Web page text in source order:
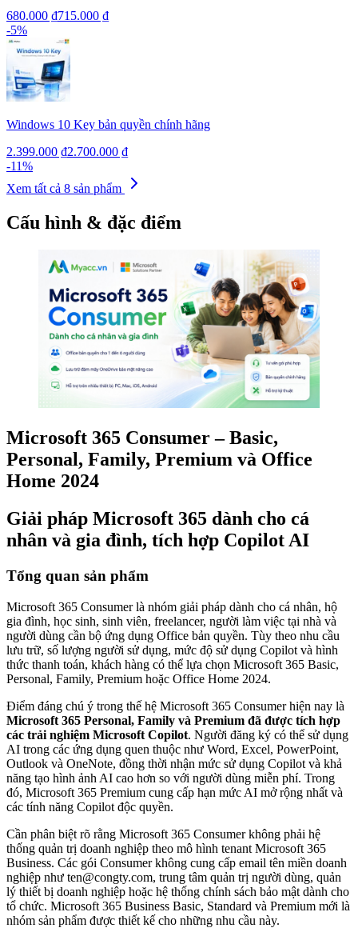
680.000 ₫715.000 ₫
-5%
Windows 10 Key bản quyền chính hãng
2.399.000 ₫2.700.000 ₫
-11%
Xem tất cả 8 sản phẩm
Cấu hình & đặc điểm
Microsoft 365 Consumer – Basic,
Personal, Family, Premium và Office
Home 2024
Giải pháp Microsoft 365 dành cho cá
nhân và gia đình, tích hợp Copilot AI
Tổng quan sản phẩm
Microsoft 365 Consumer là nhóm giải pháp dành cho cá nhân, hộ
gia đình, học sinh, sinh viên, freelancer, người làm việc tại nhà và
người dùng cần bộ ứng dụng Office bản quyền. Tùy theo nhu cầu
lưu trữ, số lượng người sử dụng, mức độ sử dụng Copilot và hình
thức thanh toán, khách hàng có thể lựa chọn Microsoft 365 Basic,
Personal, Family, Premium hoặc Office Home 2024.
Điểm đáng chú ý trong thế hệ Microsoft 365 Consumer hiện nay là
Microsoft 365 Personal, Family và Premium đã được tích hợp
các trải nghiệm Microsoft Copilot. Người đăng ký có thể sử dụng
AI trong các ứng dụng quen thuộc như Word, Excel, PowerPoint,
Outlook và OneNote, đồng thời nhận mức sử dụng Copilot và khả
năng tạo hình ảnh AI cao hơn so với người dùng miễn phí. Trong
đó, Microsoft 365 Premium cung cấp hạn mức AI mở rộng nhất và
các tính năng Copilot độc quyền.
Cần phân biệt rõ rằng Microsoft 365 Consumer không phải hệ
thống quản trị doanh nghiệp theo mô hình tenant Microsoft 365
Business. Các gói Consumer không cung cấp email tên miền doanh
nghiệp như ten@congty.com, trung tâm quản trị người dùng, quản
lý thiết bị doanh nghiệp hoặc hệ thống chính sách bảo mật dành cho
tổ chức. Microsoft 365 Business Basic, Standard và Premium mới là
nhóm sản phẩm được thiết kế cho những nhu cầu này.